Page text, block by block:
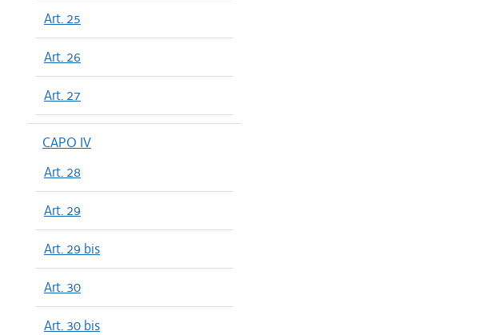
Art. 25
Art. 26
Art. 27
CAPO IV
Art. 28
Art. 29
Art. 29 bis
Art. 30
Art. 30 bis